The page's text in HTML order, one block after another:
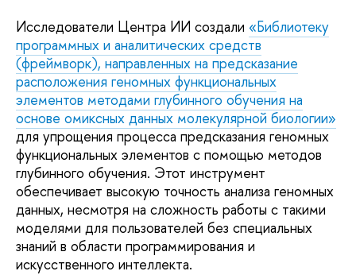
Исследователи Центра ИИ создали «Библиотеку
программных и аналитических средств
(фреймворк), направленных на предсказание
расположения геномных функциональных
элементов методами глубинного обучения на
основе омиксных данных молекулярной биологии»
для упрощения процесса предсказания геномных
функциональных элементов с помощью методов
глубинного обучения. Этот инструмент
обеспечивает высокую точность анализа геномных
данных, несмотря на сложность работы с такими
моделями для пользователей без специальных
знаний в области программирования и
искусственного интеллекта.